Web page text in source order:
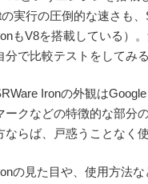
実行の圧倒的な速さも
もV8を搭載している）
分で比較テストをしてみ
Ironの外観は
ークなどの特徴的な部分
ならば、戸惑うことなく
の見た目や、使用方法